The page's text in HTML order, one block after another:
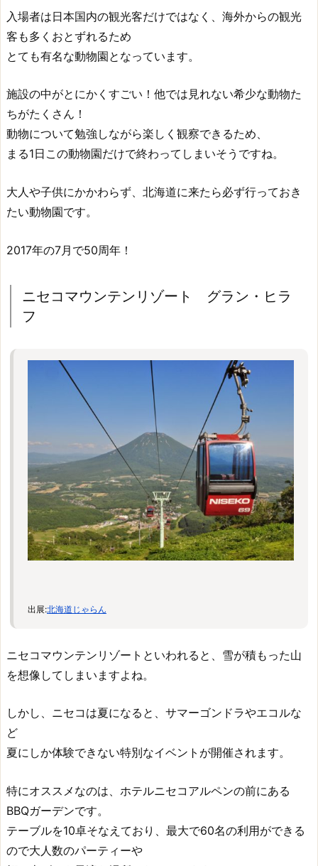
入場者は日本国内の観光客だけではなく、海外からの観光
客も多くおとずれるため
とても有名な動物園となっています。
施設の中がとにかくすごい！他では見れない希少な動物た
ちがたくさん！
動物について勉強しながら楽しく観察できるため、
まる1日この動物園だけで終わってしまいそうですね。
大人や子供にかかわらず、北海道に来たら必ず行っておき
たい動物園です。
2017年の7月で50周年！
ニセコマウンテンリゾート グラン・ヒラ
フ
出展:北海道じゃらん
ニセコマウンテンリゾートといわれると、雪が積もった山
を想像してしまいますよね。
しかし、ニセコは夏になると、サマーゴンドラやエコルな
ど
夏にしか体験できない特別なイベントが開催されます。
特にオススメなのは、ホテルニセコアルペンの前にある
BBQガーデンです。
テーブルを10卓そなえており、最大で60名の利用ができる
ので大人数のパーティーや